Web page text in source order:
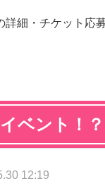
詳細・チケット応
ベント！
12:19